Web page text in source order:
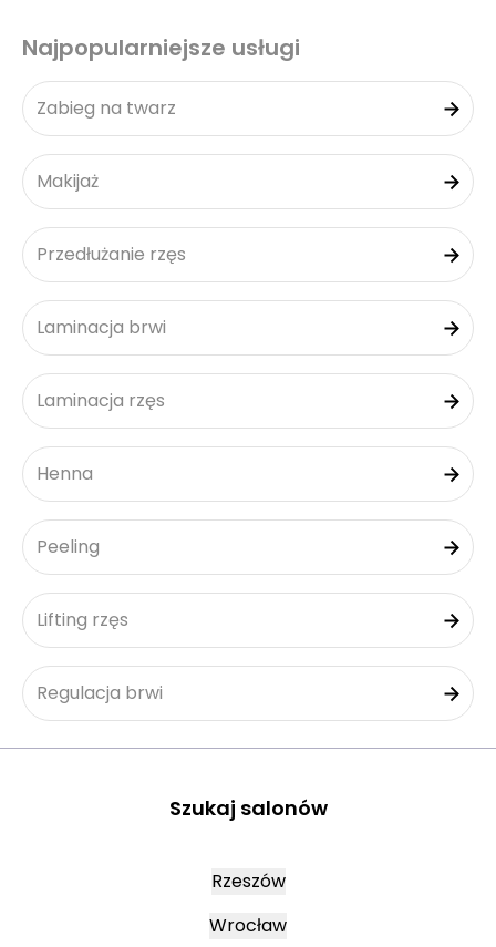
Najpopularniejsze usługi
Zabieg na twarz
Makijaż
Przedłużanie rzęs
Laminacja brwi
Laminacja rzęs
Henna
Peeling
Lifting rzęs
Regulacja brwi
Szukaj salonów
Rzeszów
Wrocław